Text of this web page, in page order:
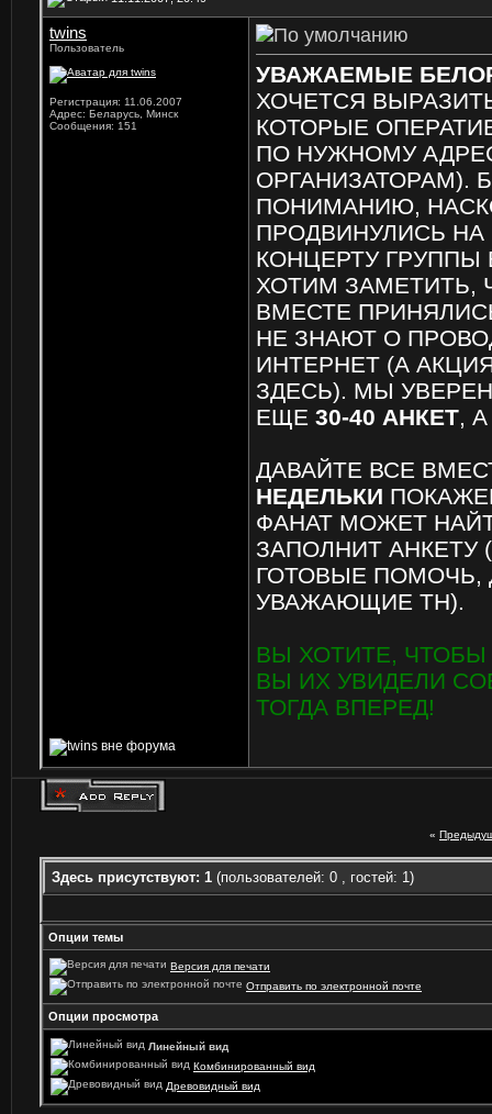
twins
Пользователь
Регистрация: 11.06.2007
Адрес: Беларусь, Минск
Сообщения: 151
УВАЖАЕМЫЕ
ХОЧЕТСЯ
КОТОРЫЕ
ПО НУЖНОМУ
ОРГАНИЗАТОРАМ).
ПОНИМАНИЮ,
ПРОДВИНУЛИСЬ
КОНЦЕРТУ ГРУППЫ
ХОТИМ ЗАМЕТИТЬ,
ВМЕСТЕ
НЕ ЗНАЮТ О
ИНТЕРНЕТ (А
ЗДЕСЬ). МЫ
ЕЩЕ 30-40 АНКЕТ,
ДАВАЙТЕ ВСЕ
НЕДЕЛЬКИ
ФАНАТ МОЖЕТ
ЗАПОЛНИТ АНКЕТУ
ГОТОВЫЕ ПОМОЧЬ,
УВАЖАЮЩИЕ ТН).
ВЫ ХОТИТЕ, ЧТОБЫ
ВЫ ИХ УВИДЕЛИ
ТОГДА ВПЕРЕД!
«
Здесь присутствуют: 1 (пользователей: 0 , гостей: 1)
Опции темы
Версия для печати
Отправить по электронной почте
Опции просмотра
Линейный вид
Комбинированный вид
Древовидный вид